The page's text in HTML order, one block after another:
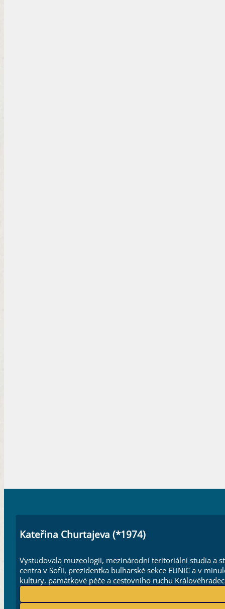
Kateřina Churtajeva (*1974)
Vystudovala muzeologii, mezinárodní teritoriální studia a
centra v Sofii, prezidentka bulharské sekce EUNIC a v
kultury, památkové péče a cestovního ruchu